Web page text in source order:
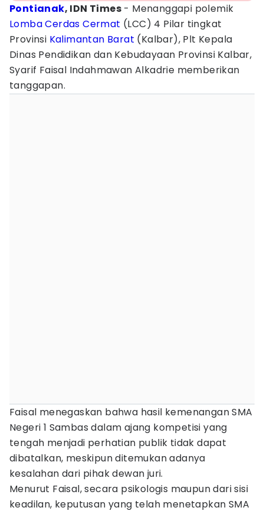
Pontianak, IDN Times - Menanggapi polemik
Lomba Cerdas Cermat (LCC) 4 Pilar tingkat
Provinsi Kalimantan Barat (Kalbar), Plt Kepala
Dinas Pendidikan dan Kebudayaan Provinsi Kalbar,
Syarif Faisal Indahmawan Alkadrie memberikan
tanggapan.
Faisal menegaskan bahwa hasil kemenangan SMA
Negeri 1 Sambas dalam ajang kompetisi yang
tengah menjadi perhatian publik tidak dapat
dibatalkan, meskipun ditemukan adanya
kesalahan dari pihak dewan juri.
Menurut Faisal, secara psikologis maupun dari sisi
keadilan, keputusan yang telah menetapkan SMA